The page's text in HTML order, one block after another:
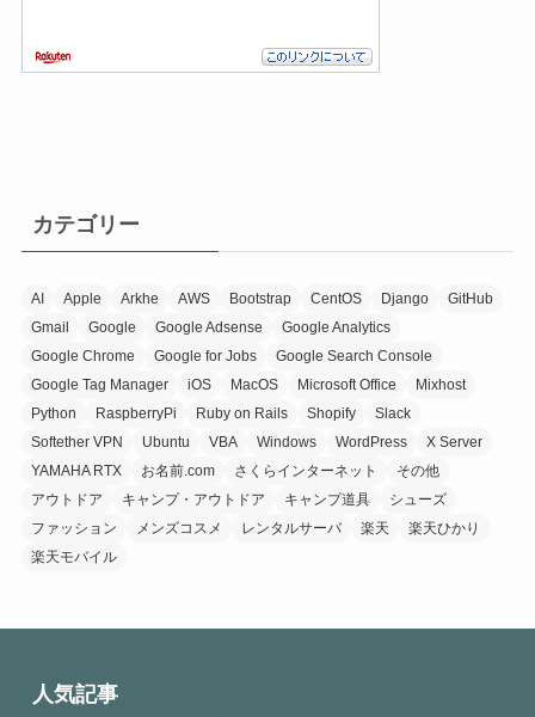
カテゴリー
AI Apple Arkhe AWS Bootstrap CentOS Django
GitHub
Gmail
Google Google Adsense
Google Analytics
Google Chrome
Google for Jobs
Google Search Console
Google Tag Manager
iOS MacOS Microsoft Office
Mixhost
Python
RaspberryPi Ruby on Rails Shopify
Slack
Softether VPN
Ubuntu VBA Windows WordPress
X Server
YAMAHA RTX
お名前.com さくらインターネット
その他
アウトドア
キャンプ・アウトドア キャンプ道具
シューズ
ファッション
メンズコスメ レンタルサーバ 楽天
楽天ひかり
楽天モバイル
人気記事